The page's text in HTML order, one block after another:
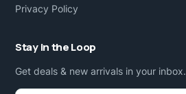
Privacy Policy
Stay in the Loop
Get deals & new arrivals in your inbox.